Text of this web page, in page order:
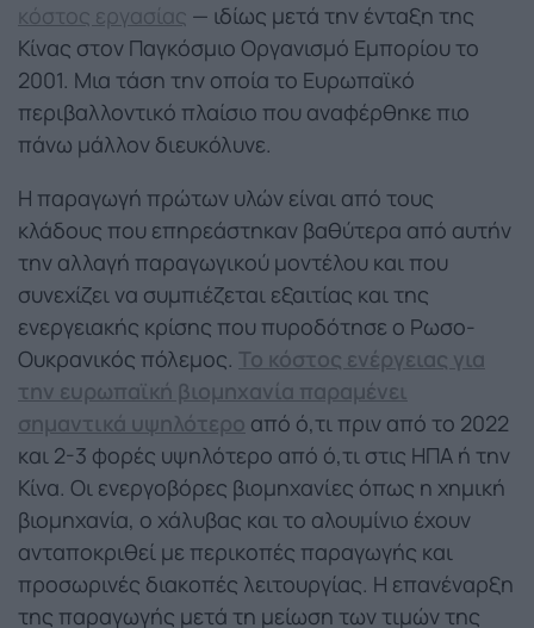
κόστος εργασίας — ιδίως μετά την ένταξη της
Κίνας στον Παγκόσμιο Οργανισμό Εμπορίου το
2001. Μια τάση την οποία το Ευρωπαϊκό
περιβαλλοντικό πλαίσιο που αναφέρθηκε πιο
πάνω μάλλον διευκόλυνε.
Η παραγωγή πρώτων υλών είναι από τους
κλάδους που επηρεάστηκαν βαθύτερα από αυτήν
την αλλαγή παραγωγικού μοντέλου και που
συνεχίζει να συμπιέζεται εξαιτίας και της
ενεργειακής κρίσης που πυροδότησε ο Ρωσο-
Ουκρανικός πόλεμος. Το κόστος ενέργειας για
την ευρωπαϊκή βιομηχανία παραμένει
σημαντικά υψηλότερο από ό,τι πριν από το 2022
και 2-3 φορές υψηλότερο από ό,τι στις ΗΠΑ ή την
Κίνα. Οι ενεργοβόρες βιομηχανίες όπως η χημική
βιομηχανία, ο χάλυβας και το αλουμίνιο έχουν
ανταποκριθεί με περικοπές παραγωγής και
προσωρινές διακοπές λειτουργίας. Η επανέναρξη
της παραγωγής μετά τη μείωση των τιμών της